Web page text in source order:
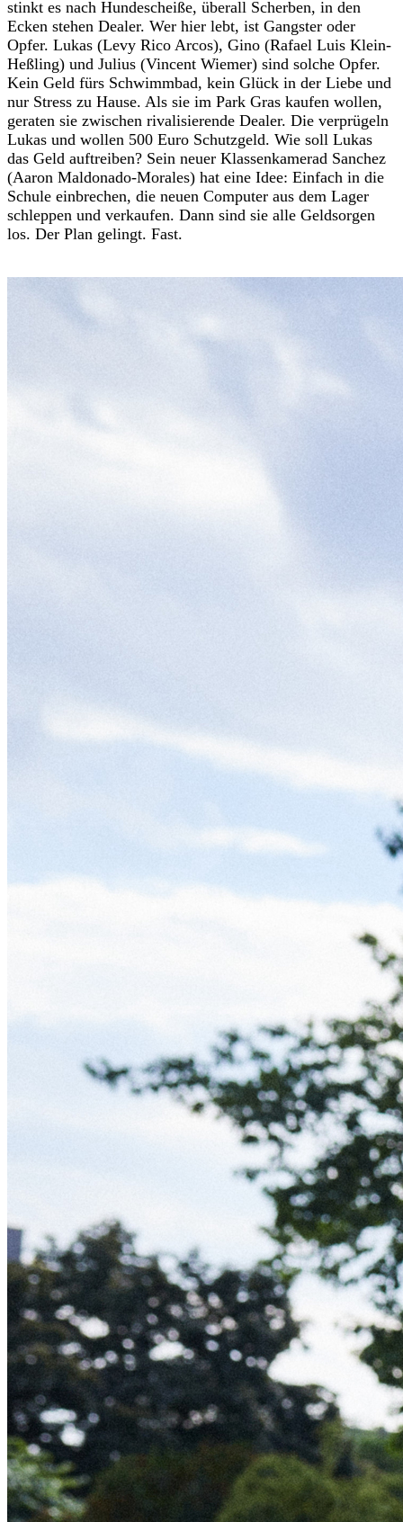
stinkt es nach Hundescheiße, überall Scherben, in den
Ecken stehen Dealer. Wer hier lebt, ist Gangster oder
Opfer. Lukas (Levy Rico Arcos), Gino (Rafael Luis Klein-
Heßling) und Julius (Vincent Wiemer) sind solche Opfer.
Kein Geld fürs Schwimmbad, kein Glück in der Liebe und
nur Stress zu Hause. Als sie im Park Gras kaufen wollen,
geraten sie zwischen rivalisierende Dealer. Die verprügeln
Lukas und wollen 500 Euro Schutzgeld. Wie soll Lukas
das Geld auftreiben? Sein neuer Klassenkamerad Sanchez
(Aaron Maldonado-Morales) hat eine Idee: Einfach in die
Schule einbrechen, die neuen Computer aus dem Lager
schleppen und verkaufen. Dann sind sie alle Geldsorgen
los. Der Plan gelingt. Fast.